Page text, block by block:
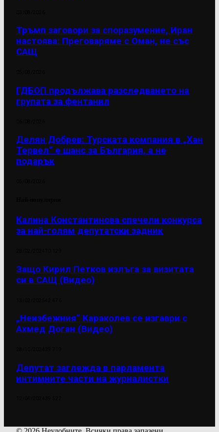
Тръмп заговори за споразумение, Иран
настоява: Преговаряме с Оман, не със
САЩ
ГДБОП продължава разследването на
групата за фентанил
Делян Добрев: Турската компания в „Хан
Тервел“ е шанс за България, а не
подарък
Калина Константинова спечели конкурса
за най-голям депутатски задник
Защо Кирил Петков излъга за визитата
си в САЩ (Видео)
„Неизбежния“ Караколев се изгаври с
Ахмед Доган (Видео)
Депутат заглежда в парламента
интимните части на журналистки